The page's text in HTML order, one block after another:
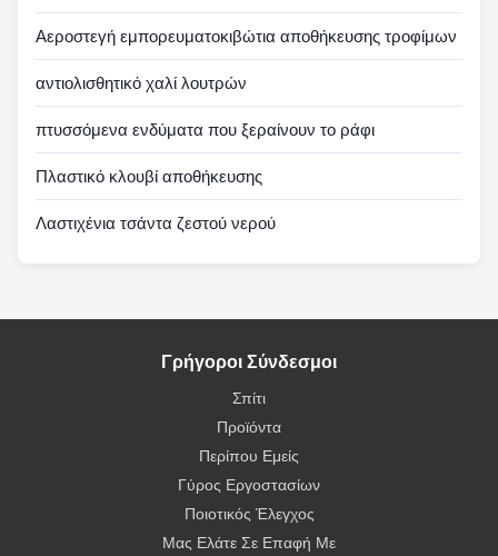
Αεροστεγή εμπορευματοκιβώτια αποθήκευσης τροφίμων
αντιολισθητικό χαλί λουτρών
πτυσσόμενα ενδύματα που ξεραίνουν το ράφι
Πλαστικό κλουβί αποθήκευσης
Λαστιχένια τσάντα ζεστού νερού
Γρήγοροι Σύνδεσμοι
Σπίτι
Προϊόντα
Περίπου Εμείς
Γύρος Εργοστασίων
Ποιοτικός Έλεγχος
Μας Ελάτε Σε Επαφή Με